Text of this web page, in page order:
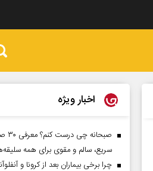
اخبار ویژه
سریع، سالم و مقوی برای همه
چرا برخی بیماران بعد از کرونا و